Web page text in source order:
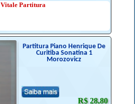
Vitale Partitura
Partitura Piano Henrique De
Curitiba Sonatina 1
Morozovicz
R$ 28,80